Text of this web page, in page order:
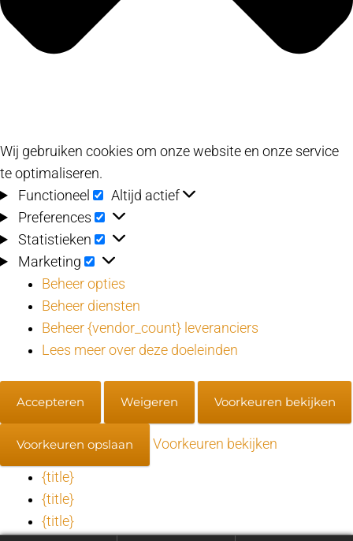
Wij gebruiken cookies om onze website en onze service
te optimaliseren.
Functioneel
Functioneel
Altijd actief
Preferences
Preferences
Statistieken Statistieken
Marketing Marketing
Beheer opties
Beheer diensten
Beheer {vendor_count} leveranciers
Lees meer over deze doeleinden
Accepteren Weigeren Voorkeuren bekijken
Voorkeuren opslaan Voorkeuren bekijken
{title}
{title}
{title}